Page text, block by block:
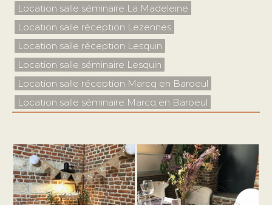
Location salle séminaire La Madeleine
Location salle réception Lezennes
Location salle réception Lesquin
Location salle séminaire Lesquin
Location salle réception Marcq en Baroeul
Location salle séminaire Marcq en Baroeul